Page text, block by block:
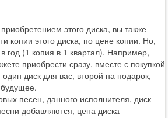
этого диска, вы также
копии этого диска, по цене копии. Но,
год (1 копия в 1 квартал). Например,
приобрести сразу, вместе с покупкой
диск для вас, второй на подарок,
песен, данного исполнителя, диск
добавляются, цена диска